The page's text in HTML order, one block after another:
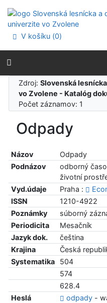
Prejsť na menu
Prehlásenie o webovej
V košíku (0)
Zdroj:Slovenská
vo Zvolene - Katalóg
Počet záznamov: 1
Odpady
Názov
Odpady
Podnázov
odborný
životní
Vyd.údaje
Praha :
ISSN
1210-4922
Poznámky
súborný
Periodicita
Mesačník
Jazyk dok.
čeština
Krajina
Česká
Systematika
504
574
628.4
Heslá
odpady-